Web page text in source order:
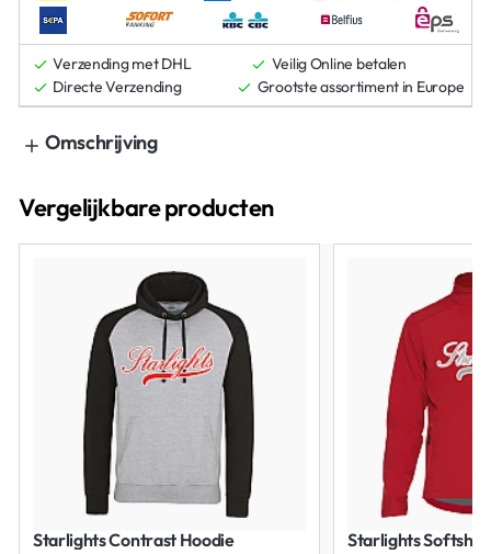
Verzending met DHL
Veilig Online betalen
Directe Verzending
Grootste assortiment in Europe
Omschrijving
Vergelijkbare producten
Starlights Contrast Hoodie Starlights